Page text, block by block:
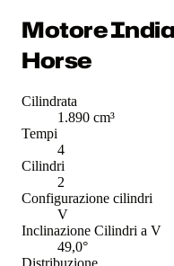
Motore
Horse
Cilindrata
1.890 cm³
Tempi
4
Cilindri
2
Configurazione cilindri
V
Inclinazione Cilindri a V
49,0°